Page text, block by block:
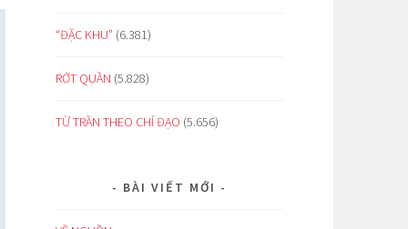
“ĐẶC KHU” (6.381)
RỚT QUẦN (5.828)
TỪ TRẦN THEO CHỈ ĐẠO (5.656)
BÀI VIẾT MỚI